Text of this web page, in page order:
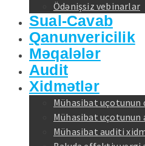
Ödənişsiz vebinarlar
Sual-Cavab
Qanunvericilik
Məqalələr
Audit
Xidmətlər
Mühasibat uçotunun
Mühasibat uçotunun
Mühasibat auditi